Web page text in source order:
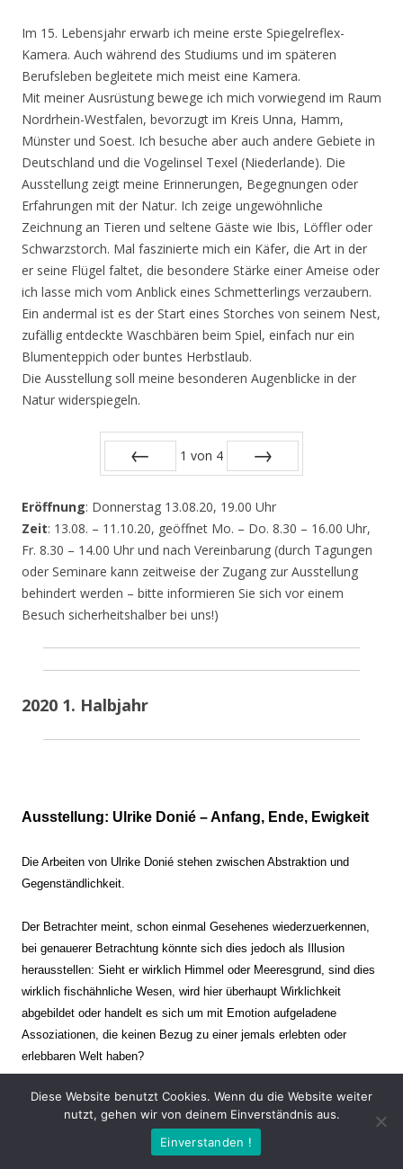
Im 15. Lebensjahr erwarb ich meine erste Spiegelreflex-
Kamera. Auch während des Studiums und im späteren
Berufsleben begleitete mich meist eine Kamera.
Mit meiner Ausrüstung bewege ich mich vorwiegend im Raum
Nordrhein-Westfalen, bevorzugt im Kreis Unna, Hamm,
Münster und Soest. Ich besuche aber auch andere Gebiete in
Deutschland und die Vogelinsel Texel (Niederlande). Die
Ausstellung zeigt meine Erinnerungen, Begegnungen oder
Erfahrungen mit der Natur. Ich zeige ungewöhnliche
Zeichnung an Tieren und seltene Gäste wie Ibis, Löffler oder
Schwarzstorch. Mal faszinierte mich ein Käfer, die Art in der
er seine Flügel faltet, die besondere Stärke einer Ameise oder
ich lasse mich vom Anblick eines Schmetterlings verzaubern.
Ein andermal ist es der Start eines Storches von seinem Nest,
zufällig entdeckte Waschbären beim Spiel, einfach nur ein
Blumenteppich oder buntes Herbstlaub.
Die Ausstellung soll meine besonderen Augenblicke in der
Natur widerspiegeln.
1 von 4
Eröffnung: Donnerstag 13.08.20, 19.00 Uhr
Zeit: 13.08. – 11.10.20, geöffnet Mo. – Do. 8.30 – 16.00 Uhr,
Fr. 8.30 – 14.00 Uhr und nach Vereinbarung (durch Tagungen
oder Seminare kann zeitweise der Zugang zur Ausstellung
behindert werden – bitte informieren Sie sich vor einem
Besuch sicherheitshalber bei uns!)
2020 1. Halbjahr
Ausstellung: Ulrike Donié – Anfang, Ende, Ewigkeit
Die Arbeiten von Ulrike Donié stehen zwischen Abstraktion und
Gegenständlichkeit.
Der Betrachter meint, schon einmal Gesehenes wiederzuerkennen,
bei genauerer Betrachtung könnte sich dies jedoch als Illusion
herausstellen: Sieht er wirklich Himmel oder Meeresgrund, sind dies
wirklich fischähnliche Wesen, wird hier überhaupt Wirklichkeit
abgebildet oder handelt es sich um mit Emotion aufgeladene
Assoziationen, die keinen Bezug zu einer jemals erlebten oder
erlebbaren Welt haben?
Verharren und Dynamik stehen sich dabei gegenüber. Zeit steht still
oder verrinnt im Nu. Es soll dabei eine Spannung, auch farblich, bis
zur Schmerzgrenze erzeugt werden. Die Arbeiten stellen ambivalente
Diese Website benutzt Cookies. Wenn du die Website weiter
nutzt, gehen wir von deinem Einverständnis aus.
Einverstanden !